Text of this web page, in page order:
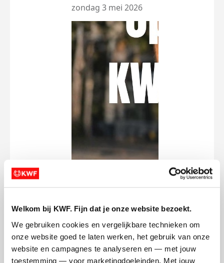
Welkom bij KWF. Fijn dat je onze website bezoekt.
We gebruiken cookies en vergelijkbare technieken om
onze website goed te laten werken, het gebruik van onze
website en campagnes te analyseren en — met jouw
toestemming — voor marketingdoeleinden. Met jouw
zondag 3 mei 2026